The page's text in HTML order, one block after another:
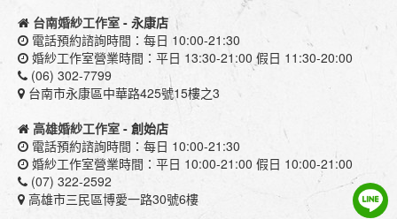
台南婚紗工作室 - 永康店
電話預約諮詢時間：每日 10:00-21:30
婚紗工作室營業時間：平日 13:30-21:00 假日 11:30-20:00
(06) 302-7799
台南市永康區中華路425號15樓之3
高雄婚紗工作室 - 創始店
電話預約諮詢時間：每日 10:00-21:30
婚紗工作室營業時間：平日 10:00-21:00 假日 10:00-21:00
(07) 322-2592
高雄市三民區博愛一路30號6樓